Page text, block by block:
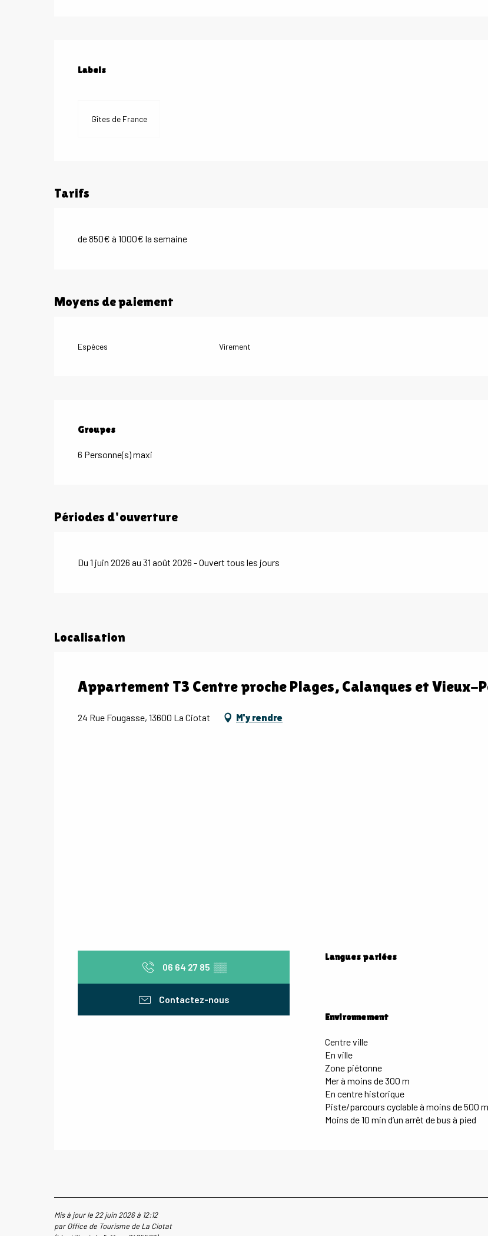
Labels
Labels
Gîtes de France
Tarifs
de 850€ à 1000€ la semaine
Moyens de paiement
Espèces Virement
Groupes
Groupes
6 Personne(s) maxi
Périodes d'ouverture
Du 1 juin 2026 au 31 août 2026 - Ouvert tous les jours
Localisation
Appartement T3 Centre proche Plages, Calanques et Vieux-
24 Rue Fougasse, 13600 La Ciotat M'y rendre
06 64 27 85 ▒▒
Contactez-nous
Langues parlées
Langues parlées
Environnement
Environnement
Centre ville
En ville
Zone piétonne
Mer à moins de 300 m
En centre historique
Piste/parcours cyclable à moins de 500 m
Moins de 10 min d’un arrêt de bus à pied
Mis à jour le 22 juin 2026 à 12:12
par Office de Tourisme de La Ciotat